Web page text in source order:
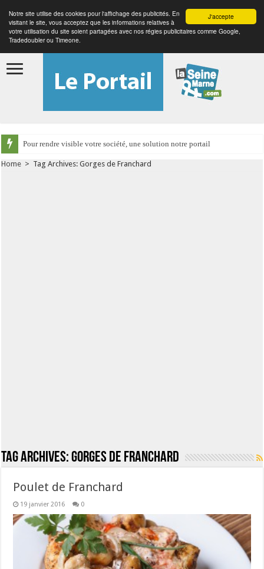
J'accepte
Notre site utilise des cookies pour l'affichage des publicités. En
visitant le site, vous acceptez que les informations relatives à
votre utilisation du site soient partagées avec nos régies publicitaires comme Google,
Tradedoubler ou Timeone.
Pour rendre visible votre société, une solution notre portail
Home > Tag Archives: Gorges de Franchard
Tag Archives:Gorges de Franchard
Poulet de Franchard
19 janvier 2016 0